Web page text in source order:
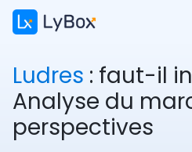
Ludres : faut-il
Analyse du
perspectives